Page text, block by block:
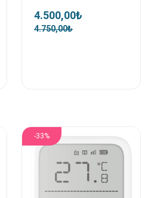
4.500,00₺
4.750,00₺
-33%